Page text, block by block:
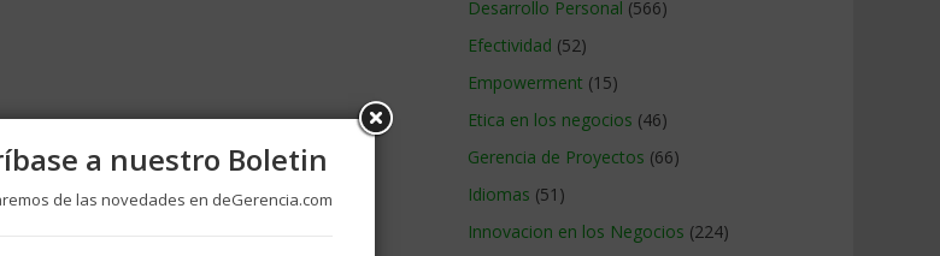
Desarrollo Personal (566)
Efectividad (52)
Empowerment (15)
Etica en los negocios (46)
Gerencia de Proyectos (66)
Idiomas (51)
Innovacion en los Negocios (224)
a nuestro Boletin
de las novedades en deGerencia.com